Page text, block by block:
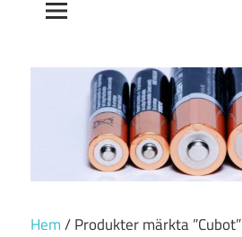
Hem/ Produkter märkta ”Cubot”